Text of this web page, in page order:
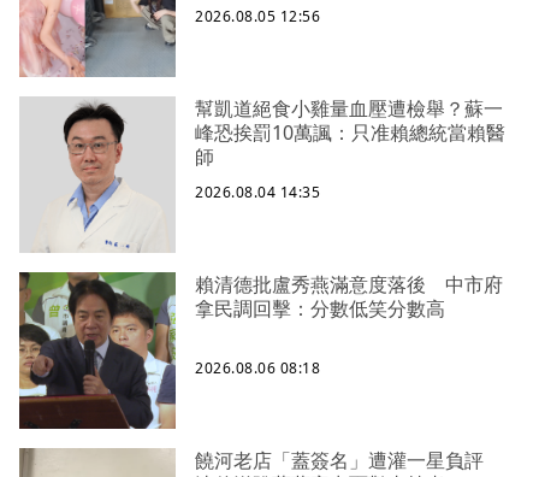
2026.08.05 12:56
幫凱道絕食小雞量血壓遭檢舉？蘇一
峰恐挨罰10萬諷：只准賴總統當賴醫
師
2026.08.04 14:35
賴清德批盧秀燕滿意度落後 中市府
拿民調回擊：分數低笑分數高
2026.08.06 08:18
饒河老店「蓋簽名」遭灌一星負評